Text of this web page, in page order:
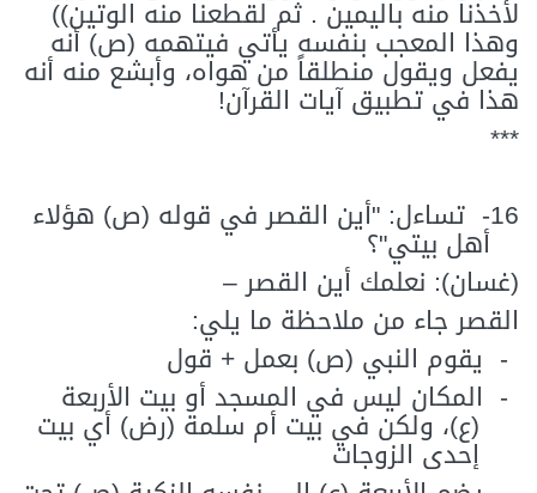
لأخذنا منه باليمين . ثم لقطعنا منه الوتين))
وهذا المعجب بنفسه يأتي فيتهمه (ص) أنه
يفعل ويقول منطلقاً من هواه، وأبشع منه أنه
هذا في تطبيق آيات القرآن!
***
16- تساءل: "أين القصر في قوله (ص) هؤلاء
أهل بيتي"؟
(غسان): نعلمك أين القصر –
القصر جاء من ملاحظة ما يلي:
- يقوم النبي (ص) بعمل + قول
- المكان ليس في المسجد أو بيت الأربعة
(ع)، ولكن في بيت أم سلمة (رض) أي بيت
إحدى الزوجات